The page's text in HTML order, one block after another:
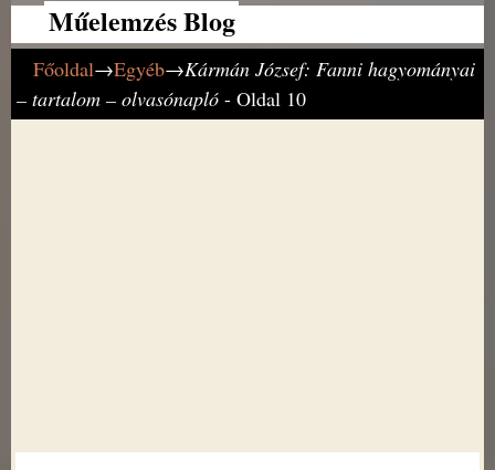
Műelemzés Blog
Főoldal→Egyéb→Kármán József: Fanni hagyományai
– tartalom – olvasónapló - Oldal 10